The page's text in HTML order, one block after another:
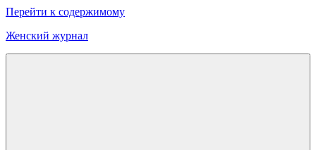
Перейти к содержимому
Женский журнал